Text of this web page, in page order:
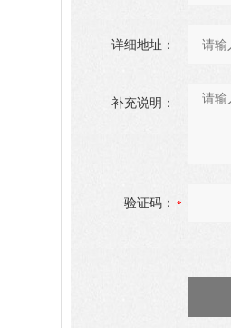
详细地址：
补充说明：
验证码：